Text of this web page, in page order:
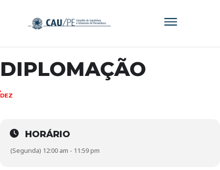
DIPLOMAÇÃO
11
DEZ
HORÁRIO
(Segunda) 12:00 am - 11:59 pm